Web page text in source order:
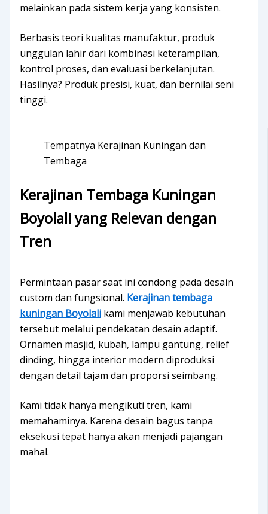
melainkan pada sistem kerja yang konsisten.
Berbasis teori kualitas manufaktur, produk
unggulan lahir dari kombinasi keterampilan,
kontrol proses, dan evaluasi berkelanjutan.
Hasilnya? Produk presisi, kuat, dan bernilai seni
tinggi.
Tempatnya Kerajinan Kuningan dan
Tembaga
Kerajinan Tembaga Kuningan
Boyolali yang Relevan dengan
Tren
Permintaan pasar saat ini condong pada desain
custom dan fungsional. Kerajinan tembaga
kuningan Boyolalikami menjawab kebutuhan
tersebut melalui pendekatan desain adaptif.
Ornamen masjid, kubah, lampu gantung, relief
dinding, hingga interior modern diproduksi
dengan detail tajam dan proporsi seimbang.
Kami tidak hanya mengikuti tren, kami
memahaminya. Karena desain bagus tanpa
eksekusi tepat hanya akan menjadi pajangan
mahal.